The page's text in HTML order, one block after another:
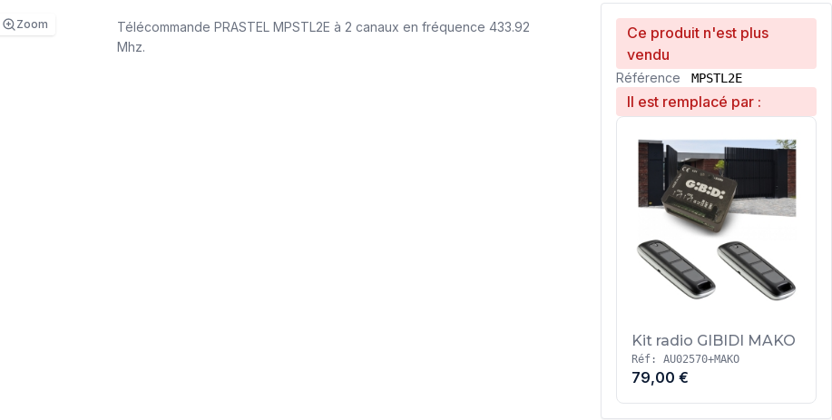
Zoom
Ce produit n'est plus
vendu
Référence MPSTL2E
Il est remplacé par :
Kit radio GIBIDI MAKO
Réf: AU02570+MAKO
79,00 €
Télécommande PRASTEL MPSTL2E à 2 canaux en fréquence 433.92
Mhz.